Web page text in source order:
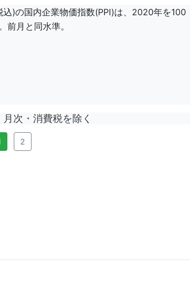
)の国内企業物価指数(PPI)は、2020年を100
前月と同水準。
月次・消費税を除く
2